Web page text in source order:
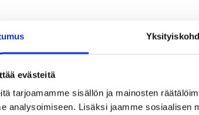
evästeitä
tarjoamamme sisällön ja mainosten
analysoimiseen. Lisäksi jaamme sosiaalisen
KYSY POIS